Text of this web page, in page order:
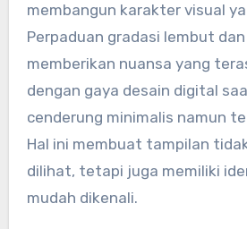
membangun karakter visual
Perpaduan gradasi lembut
memberikan nuansa yang
dengan gaya desain digital
cenderung minimalis namun
Hal ini membuat tampilan
dilihat, tetapi juga memiliki
mudah dikenali.